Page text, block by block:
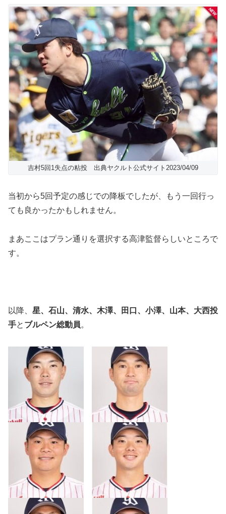
吉村5回1失点の粘投 出典ヤクルト公式サイト2023/04/09
当初から5回予定の感じでの降板でしたが、もう一回行っ
ても良かったかもしれません。
まあここはプラン通りを選択する高津監督らしいところで
す。
以降、 星、石山、清水、木澤、田口、小澤、山本、大西投
手と ブルペン総動員。